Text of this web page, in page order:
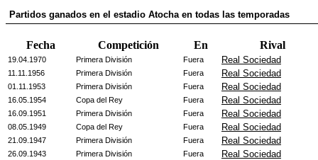
Partidos ganados en el estadio Atocha en todas las temporadas
Fecha Competición En Rival
19.04.1970 Primera División Fuera Real Sociedad
11.11.1956 Primera División Fuera Real Sociedad
01.11.1953 Primera División Fuera Real Sociedad
16.05.1954 Copa del Rey Fuera Real Sociedad
16.09.1951 Primera División Fuera Real Sociedad
08.05.1949 Copa del Rey Fuera Real Sociedad
21.09.1947 Primera División Fuera Real Sociedad
26.09.1943 Primera División Fuera Real Sociedad